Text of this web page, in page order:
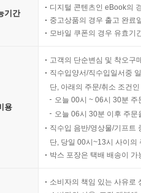
기간
디지털 콘텐츠인 eBook의
중고상품의 경우 출고 완료
모바일 쿠폰의 경우 유효기
용
고객의 단순변심 및 착오구
직수입양서/직수입일서중
단, 아래의 주문/취소 조건
오늘 00시 ~ 06시 30분
오늘 06시 30분 이후 주
직수입 음반/영상물/기프트
단, 당일 00시~13시 사이의
박스 포장은 택배 배송이
소비자의 책임 있는 사유로